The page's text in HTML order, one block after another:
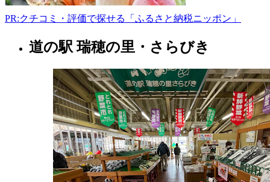
PR:クチコミ・評価で探せる「ふるさと納税ニッポン」
京
道の駅 瑞穂の里・さらびき